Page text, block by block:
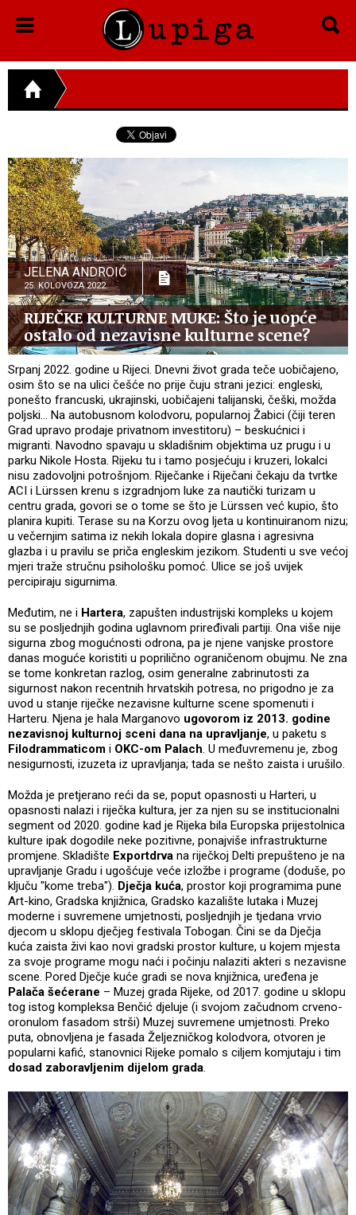
JELENA ANDROIĆ
25. KOLOVOZA 2022.
RIJEČKE KULTURNE MUKE: Što je uopće
ostalo od nezavisne kulturne scene?
Srpanj 2022. godine u Rijeci. Dnevni život grada teče uobičajeno,
osim što se na ulici češće no prije čuju strani jezici: engleski,
ponešto francuski, ukrajinski, uobičajeni talijanski, češki, možda
poljski... Na autobusnom kolodvoru, popularnoj Žabici (čiji teren
Grad upravo prodaje privatnom investitoru) – beskućnici i
migranti. Navodno spavaju u skladišnim objektima uz prugu i u
parku Nikole Hosta. Rijeku tu i tamo posjećuju i kruzeri, lokalci
nisu zadovoljni potrošnjom. Riječanke i Riječani čekaju da tvrtke
ACI i Lürssen krenu s izgradnjom luke za nautički turizam u
centru grada, govori se o tome se što je Lürssen već kupio, što
planira kupiti. Terase su na Korzu ovog ljeta u kontinuiranom nizu;
u večernjim satima iz nekih lokala dopire glasna i agresivna
glazba i u pravilu se priča engleskim jezikom. Studenti u sve većoj
mjeri traže stručnu psihološku pomoć. Ulice se još uvijek
percipiraju sigurnima.
Međutim, ne i Hartera, zapušten industrijski kompleks u kojem
su se posljednjih godina uglavnom priređivali partiji. Ona više nije
sigurna zbog mogućnosti odrona, pa je njene vanjske prostore
danas moguće koristiti u poprilično ograničenom obujmu. Ne zna
se tome konkretan razlog, osim generalne zabrinutosti za
sigurnost nakon recentnih hrvatskih potresa, no prigodno je za
uvod u stanje riječke nezavisne kulturne scene spomenuti i
Harteru. Njena je hala Marganovo ugovorom iz 2013. godine
nezavisnoj kulturnoj sceni dana na upravljanje, u paketu s
Filodrammaticom i OKC-om Palach. U međuvremenu je, zbog
nesigurnosti, izuzeta iz upravljanja; tada se nešto zaista i urušilo.
Možda je pretjerano reći da se, poput opasnosti u Harteri, u
opasnosti nalazi i riječka kultura, jer za njen su se institucionalni
segment od 2020. godine kad je Rijeka bila Europska prijestolnica
kulture ipak dogodile neke pozitivne, ponajviše infrastrukturne
promjene. Skladište Exportdrva na riječkoj Delti prepušteno je na
upravljanje Gradu i ugošćuje veće izložbe i programe (doduše, po
ključu "kome treba"). Dječja kuća, prostor koji programima pune
Art-kino, Gradska knjižnica, Gradsko kazalište lutaka i Muzej
moderne i suvremene umjetnosti, posljednjih je tjedana vrvio
djecom u sklopu dječjeg festivala Tobogan. Čini se da Dječja
kuća zaista živi kao novi gradski prostor kulture, u kojem mjesta
za svoje programe mogu naći i počinju nalaziti akteri s nezavisne
scene. Pored Dječje kuće gradi se nova knjižnica, uređena je
Palača šećerane – Muzej grada Rijeke, od 2017. godine u sklopu
tog istog kompleksa Benčić djeluje (i svojom začudnom crveno-
oronulom fasadom strši) Muzej suvremene umjetnosti. Preko
puta, obnovljena je fasada Željezničkog kolodvora, otvoren je
popularni kafić, stanovnici Rijeke pomalo s ciljem komjutaju i tim
dosad zaboravljenim dijelom grada.